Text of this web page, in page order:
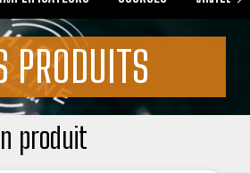
PRODUITS
produit